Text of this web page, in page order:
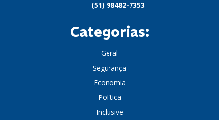
(51) 98482-7353
Categorias:
Geral
Segurança
Economia
Política
Inclusive